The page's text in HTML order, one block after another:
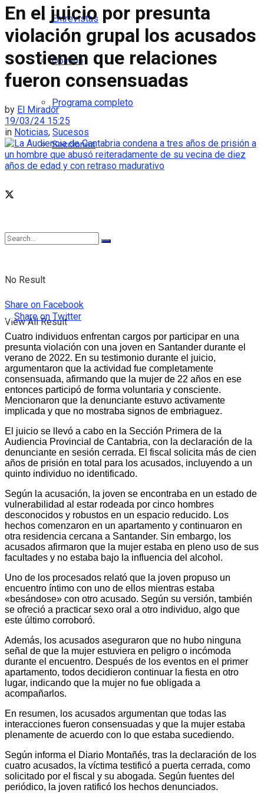
Entrevistas
Opinión
Programa completo
Secciones
No Result
View All Result
En el juicio por presunta
violación grupal los acusados
sostienen que relaciones
fueron consensuadas
by El Mirador
19/03/24 15:25
in Noticias, Sucesos
Share on Facebook
Share on Twitter
Cuatro individuos enfrentan cargos por participar en una
presunta violación con una joven en Santander durante el
verano de 2022. En su testimonio durante el juicio,
argumentaron que la actividad fue completamente
consensuada, afirmando que la mujer de 22 años en ese
entonces participó de forma voluntaria y consciente.
Mencionaron que la denunciante estuvo activamente
implicada y que no mostraba signos de embriaguez.
El juicio se llevó a cabo en la Sección Primera de la
Audiencia Provincial de Cantabria, con la declaración de la
denunciante en sesión cerrada. El fiscal solicita más de cien
años de prisión en total para los acusados, incluyendo a un
quinto individuo no identificado.
Según la acusación, la joven se encontraba en un estado de
vulnerabilidad al estar rodeada por cinco hombres
desconocidos y robustos en un espacio reducido. Los
hechos comenzaron en un apartamento y continuaron en
otra residencia cercana a Santander. Sin embargo, los
acusados afirmaron que la mujer estaba en pleno uso de sus
facultades y no estaba bajo la influencia del alcohol.
Uno de los procesados relató que la joven propuso un
encuentro íntimo con uno de ellos mientras estaba
«besándose» con otro acusado. Según su versión, también
se ofreció a practicar sexo oral a otro individuo, algo que
este último corroboró.
Además, los acusados aseguraron que no hubo ninguna
señal de que la mujer estuviera en peligro o incómoda
durante el encuentro. Después de los eventos en el primer
apartamento, todos decidieron continuar la fiesta en otro
lugar, indicando que la mujer no fue obligada a
acompañarlos.
En resumen, los acusados argumentan que todas las
interacciones fueron consensuadas y que la mujer estaba
plenamente de acuerdo con lo que estaba sucediendo.
Según informa el Diario Montañés, tras la declaración de los
cuatro acusados, la víctima testificó a puerta cerrada, como
solicitado por el fiscal y su abogada. Según fuentes del
periódico, la joven ratificó los hechos denunciados.